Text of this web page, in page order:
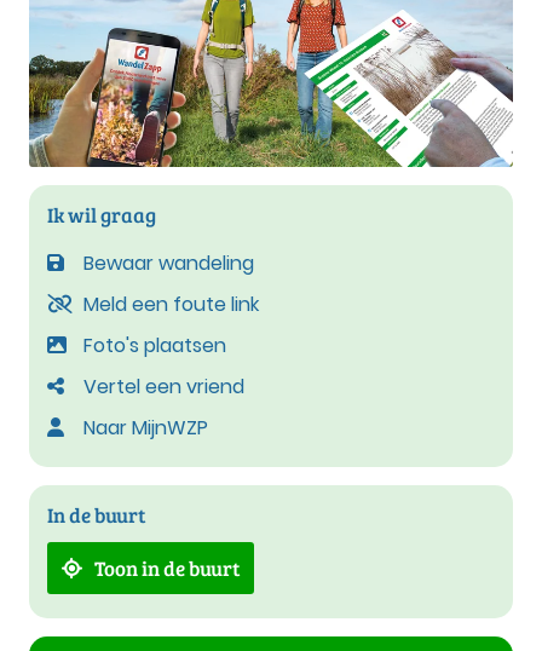
Ik wil graag
Bewaar wandeling
Meld een foute link
Foto's plaatsen
Vertel een vriend
Naar MijnWZP
In de buurt
Toon in de buurt